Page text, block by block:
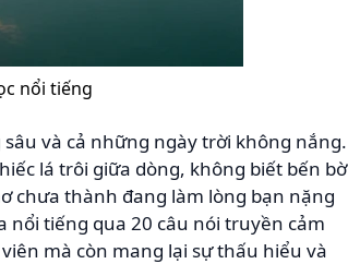
nổi tiếng
và cả những ngày trời không nắng.
lá trôi giữa dòng, không biết bến bờ
chưa thành đang làm lòng bạn nặng
tiếng qua 20 câu nói truyền cảm
mà còn mang lại sự thấu hiểu và